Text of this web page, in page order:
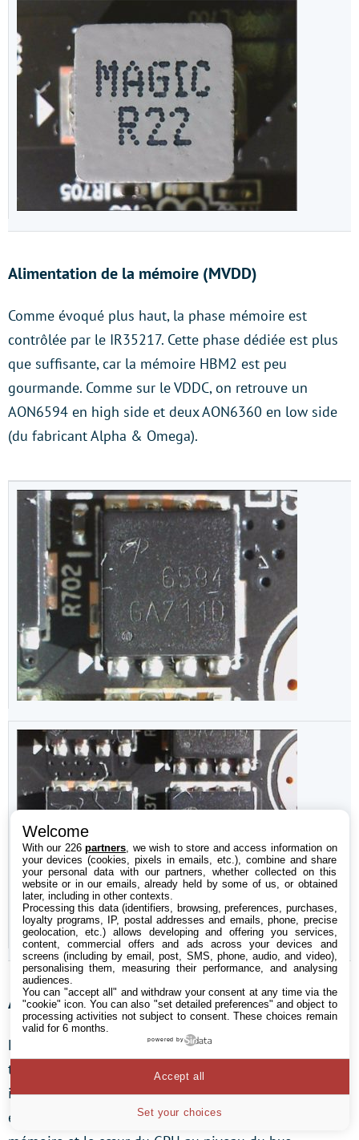
Alimentation de la mémoire (MVDD)
Comme évoqué plus haut, la phase mémoire est
contrôlée par le IR35217. Cette phase dédiée est plus
que suffisante, car la mémoire HBM2 est peu
gourmande. Comme sur le VDDC, on retrouve un
AON6594 en high side et deux AON6360 en low side
(du fabricant Alpha & Omega).
Autres convertisseurs
La génération du VDDCI (image de gauche) n’est pas
très exigeante pour les composants, mais elle reste
indispensable car elle assure le passage du signal
entre GPU et mémoire, c’est à dire la tension entre la
Welcome
With our 226partners , we wish to store and access information on
your devices (cookies, pixels in emails, etc.), combine and share
your personal data with our partners, whether collected on this
website or in our emails, already held by some of us, or obtained
later, including in other contexts.
Processing this data (identifiers, browsing, preferences, purchases,
loyalty programs, IP, postal addresses and emails, phone, precise
geolocation, etc.) allows developing and offering you services,
content, commercial offers and ads across your devices and
screens (including by email, post, SMS, phone, audio, and video),
personalising them, measuring their performance, and analysing
audiences.
You can "accept all" and withdraw your consent at any time via the
"cookie" icon. You can also "set detailed preferences" and object to
processing activities not subject to consent. These choices remain
valid for 6 months.
powered by
Set your choices
Accept all